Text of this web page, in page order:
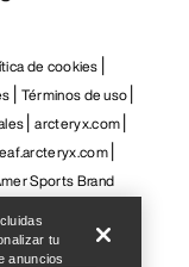
de cookies
Términos de uso
arcteryx.com
Sports Brand
tu
anuncios